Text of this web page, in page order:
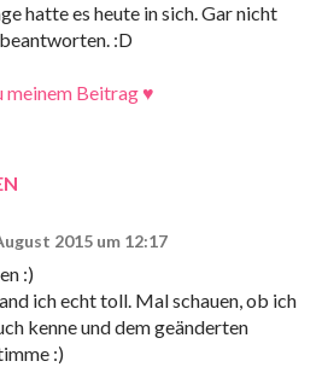
hatte es heute in sich. Gar nicht
:D
meinem Beitrag ♥
2015 um 12:17
:)
ich echt toll. Mal schauen, ob ich
kenne und dem geänderten
:)